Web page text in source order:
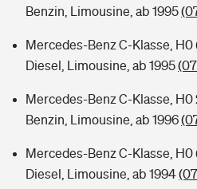
Benzin, Limousine, ab 1995
Mercedes-Benz C-Klasse, H0
Diesel, Limousine, ab 1995
Mercedes-Benz C-Klasse, H0
Benzin, Limousine, ab 1996
Mercedes-Benz C-Klasse, H0
Diesel, Limousine, ab 1994